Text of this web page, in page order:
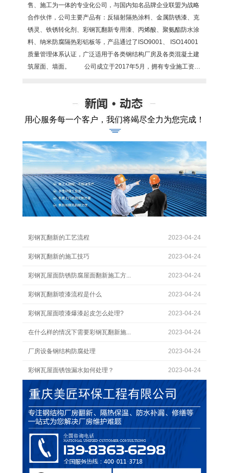
售、施工为一体的专业化公司，与国内知名品牌企业联盟为战略
合作伙伴，公司主要产品有：反辐射隔热涂料、金属防锈漆、克
锈灵、铁锈转化剂、彩钢瓦翻新专用漆、丙烯酸、聚氨酯防水涂
料、纳米防腐隔热彩铝板等，产品通过了ISO9001、 ISO14001
质量管理体系认证，广泛适用于各类钢结构厂房及各类混凝土建
筑屋面、墙面。 公司成立于2017年5月，拥有专业施工资…
用心服务每一个客户，我们将竭尽全力为您完成！
2023-04-24
彩钢瓦翻新的工艺流程
2023-04-24
彩钢瓦翻新的施工技巧
2023-04-24
彩钢瓦屋面防锈防腐屋面翻新施工方...
2023-04-24
彩钢瓦翻新喷漆流程是什么
2023-04-24
彩钢瓦屋面喷漆爆漆起皮怎么处理?
2023-04-24
在什么样的情况下需要彩钢瓦翻新施...
2023-04-24
厂房设备钢结构防腐处理
2023-04-24
彩钢瓦屋面锈蚀漏水如何处理？